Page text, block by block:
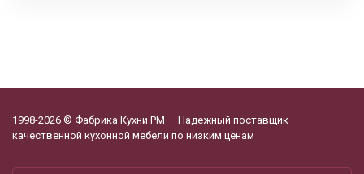
1998-2026 © Фабрика Кухни РМ — Надежный поставщик
качественной кухонной мебели по низким ценам